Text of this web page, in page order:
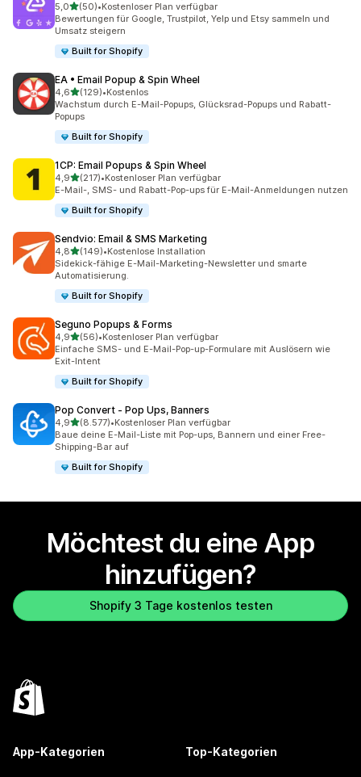
5,0von 5 Sternen
(50)
50 Rezensionen insgesamt
•Kostenloser Plan verfügbar
Bewertungen für Google, Trustpilot, Yelp und Etsy sammeln und
Umsatz steigern
Built for Shopify
EA • Email Popup & Spin Wheel
4,6von 5 Sternen
(129)
129 Rezensionen insgesamt
•Kostenlos
Wachstum durch E-Mail-Popups, Glücksrad-Popups und Rabatt-
Popups
Built for Shopify
1CP: Email Popups & Spin Wheel
4,9von 5 Sternen
(217)
217 Rezensionen insgesamt
•Kostenloser Plan verfügbar
E-Mail-, SMS- und Rabatt-Pop-ups für E-Mail-Anmeldungen nutzen
Built for Shopify
Sendvio: Email & SMS Marketing
4,8von 5 Sternen
(149)
149 Rezensionen insgesamt
•Kostenlose Installation
Sidekick-fähige E-Mail-Marketing-Newsletter und smarte
Automatisierung.
Built for Shopify
Seguno Popups & Forms
4,9von 5 Sternen
(56)
56 Rezensionen insgesamt
•Kostenloser Plan verfügbar
Einfache SMS- und E-Mail-Pop-up-Formulare mit Auslösern wie
Exit-Intent
Built for Shopify
Pop Convert ‑ Pop Ups, Banners
4,9von 5 Sternen
(8.577)
8577 Rezensionen insgesamt
•Kostenloser Plan verfügbar
Baue deine E-Mail-Liste mit Pop-ups, Bannern und einer Free-
Shipping-Bar auf
Built for Shopify
Möchtest du eine App
hinzufügen?
Shopify 3 Tage kostenlos testen
App-Kategorien Top-Kategorien